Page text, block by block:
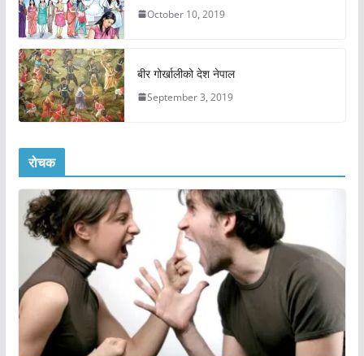
October 10, 2019
बीर गोर्खालीको देश नेपाल
September 3, 2019
रोचक